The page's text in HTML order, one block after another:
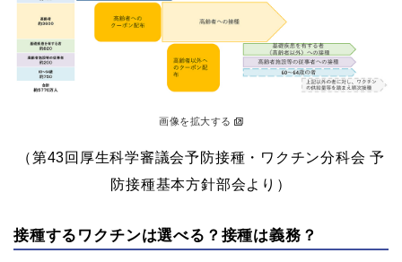
画像を拡大する
（第43回厚生科学審議会予防接種・ワクチン分科会 予
防接種基本方針部会より）
接種するワクチンは選べる？接種は義務？